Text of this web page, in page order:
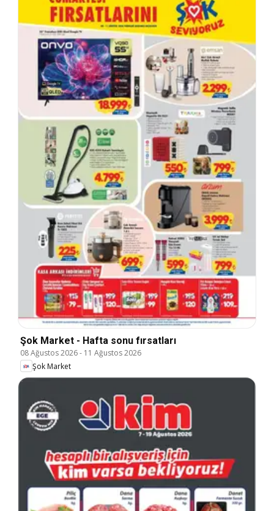
Şok Market - Hafta sonu fırsatları
08 Ağustos 2026- 11 Ağustos 2026
Şok Market